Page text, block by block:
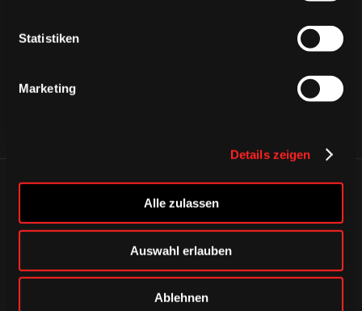
Statistiken
Marketing
Details zeigen
Alle zulassen
Auswahl erlauben
Ablehnen
ÄHNLICHE NEWS